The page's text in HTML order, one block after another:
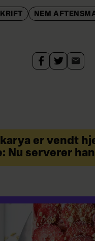
NEM
er vendt
Nu serverer